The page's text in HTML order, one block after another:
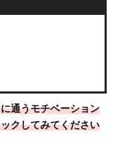
通うモチベーション
クしてみてください